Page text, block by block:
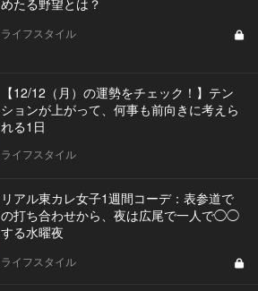
めたる野望とは？
ライフスタイル
【12/12（月）の運勢をチェック！】テン
ションが上がって、何事も前向きに考えら
れる1日
ライフスタイル
リアル東カレ女子1週間コーデ：表参道で
の打ち合わせから、夜は広尾で一人で◯◯
する水曜夜
ライフスタイル